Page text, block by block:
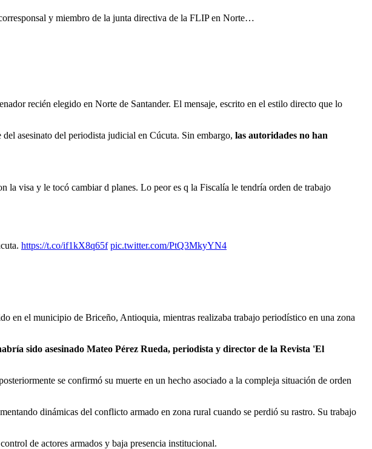
y miembro de la junta directiva de la FLIP en Norte…
recién elegido en Norte de Santander. El mensaje, escrito en el estilo directo que lo
asesinato del periodista judicial en Cúcuta. Sin embargo, las autoridades no han
visa y le tocó cambiar d planes. Lo peor es q la Fiscalía le tendría orden de trabajo
https://t.co/if1kX8q65f pic.twitter.com/PtQ3MkyYN4
en el municipio de Briceño, Antioquia, mientras realizaba trabajo periodístico en una zona
sido asesinado Mateo Pérez Rueda, periodista y director de la Revista 'El
se confirmó su muerte en un hecho asociado a la compleja situación de orden
dinámicas del conflicto armado en zona rural cuando se perdió su rastro. Su trabajo
de actores armados y baja presencia institucional.